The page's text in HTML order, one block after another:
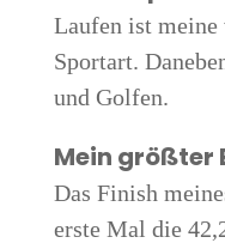
Lau­fen ist mei­ne
Sport­art.
und Golfen.
Mein größ­ter
Das Finish
ers­te Mal die